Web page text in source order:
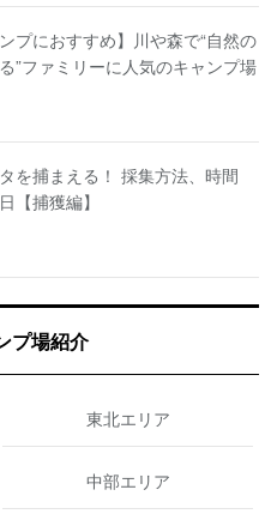
プにおすすめ】川や森で“自然の
”ファミリーに人気のキャンプ場
を捕まえる！ 採集方法、時間
【捕獲編】
プ場紹介
東北エリア
中部エリア